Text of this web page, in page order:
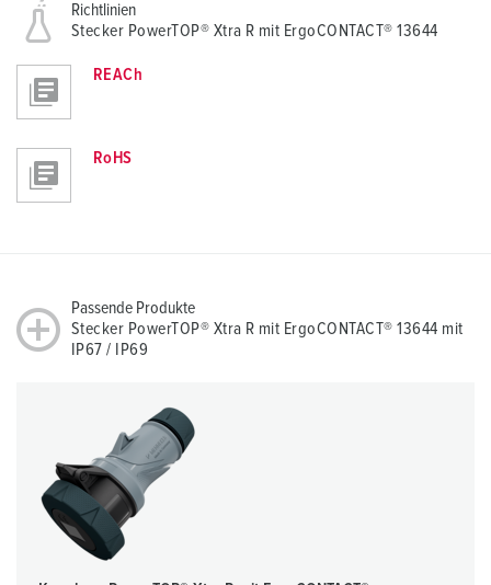
Richtlinien
Stecker PowerTOP® Xtra R mit ErgoCONTACT® 13644
REACh
RoHS
Passende Produkte
Stecker PowerTOP® Xtra R mit ErgoCONTACT® 13644 mit
IP67 / IP69